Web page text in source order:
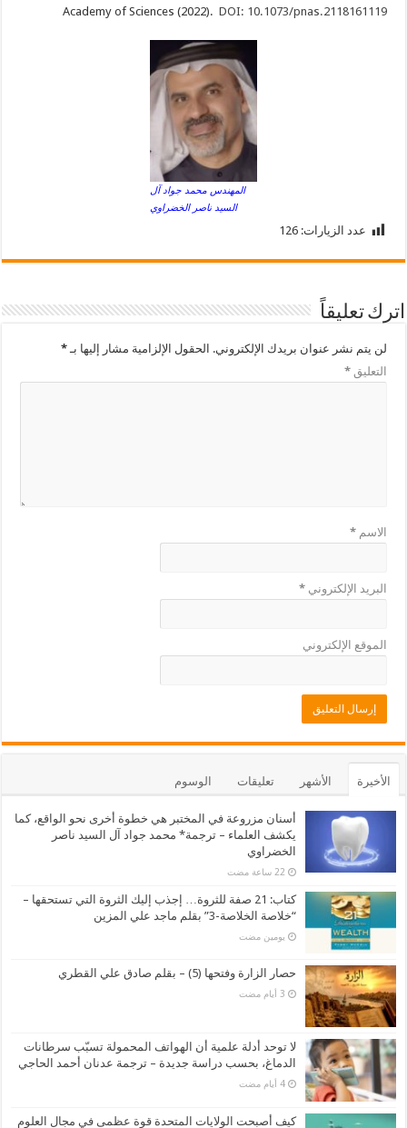
Academy of Sciences (2022). DOI: 10.1073/pnas.2118161119
المهندس محمد جواد آل
السيد ناصر الخضراوي
عدد الزيارات: 126
اترك تعليقاً
لن يتم نشر عنوان بريدك الإلكتروني. الحقول الإلزامية مشار إليها بـ*
التعليق*
الاسم*
البريد الإلكتروني*
الموقع الإلكتروني
الأخيرة الأشهر تعليقات الوسوم
أسنان مزروعة في المختبر هي خطوة أخرى نحو الواقع، كما
يكشف العلماء – ترجمة* محمد جواد آل السيد ناصر
الخضراوي
كتاب: 21 صفة للثروة… إجذب إليك الثروة التي تستحقها –
“خلاصة الخلاصة-3” بقلم ماجد علي المزين
‏يومين مضت
حصار الزارة وفتحها (5) – بقلم صادق علي القطري
لا توحد أدلة علمية أن الهواتف المحمولة تسبّب سرطانات
الدماغ، بحسب دراسة جديدة – ترجمة عدنان أحمد الحاجي
‏4 أيام مضت
كيف أصبحت الولايات المتحدة قوة عظمى في مجال العلوم